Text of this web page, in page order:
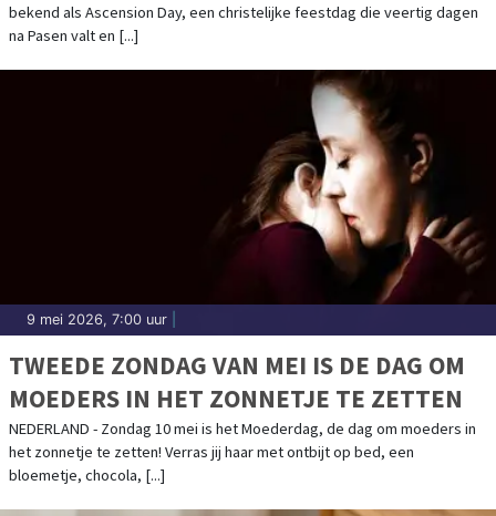
bekend als Ascension Day, een christelijke feestdag die veertig dagen
na Pasen valt en [...]
9 mei 2026, 7:00 uur
TWEEDE ZONDAG VAN MEI IS DE DAG OM
MOEDERS IN HET ZONNETJE TE ZETTEN
NEDERLAND - Zondag 10 mei is het Moederdag, de dag om moeders in
het zonnetje te zetten! Verras jij haar met ontbijt op bed, een
bloemetje, chocola, [...]